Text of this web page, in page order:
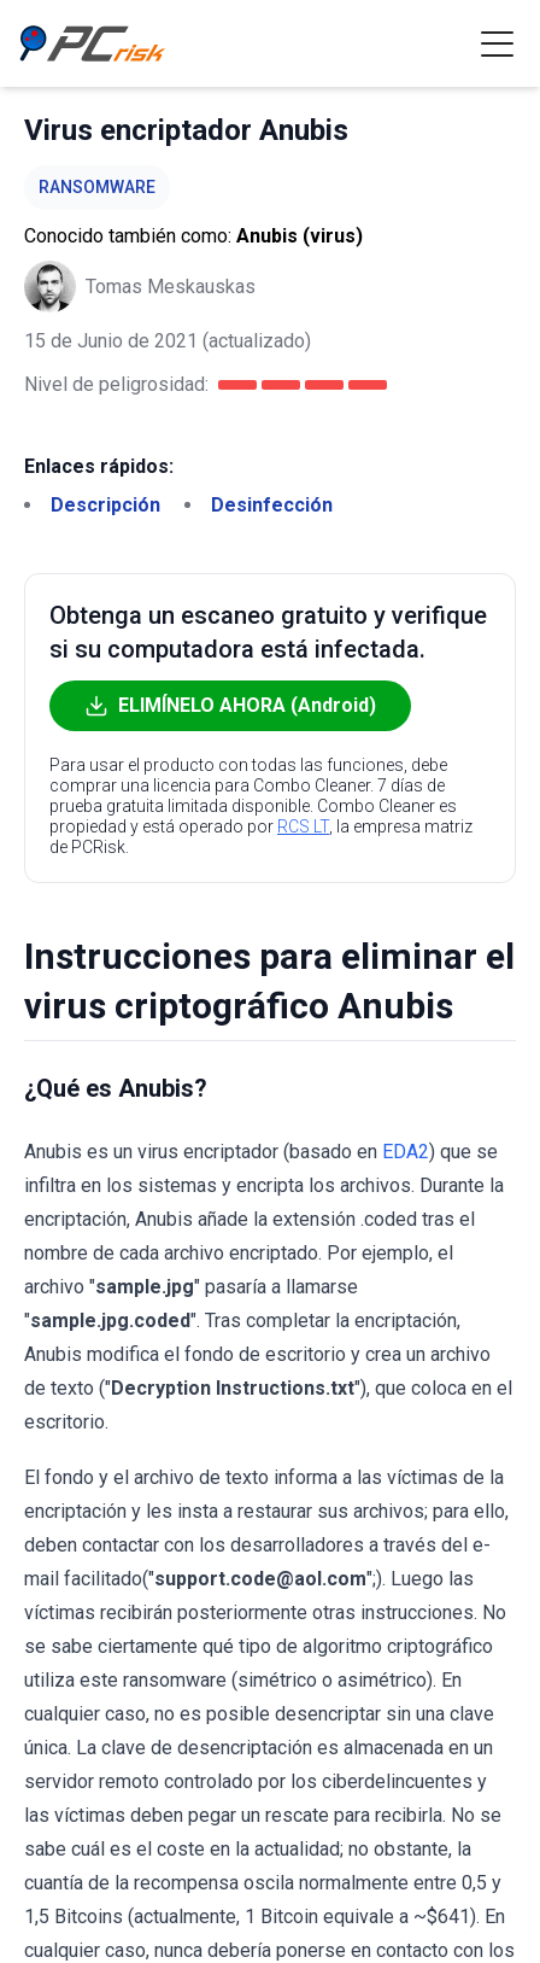
Virus encriptador Anubis
RANSOMWARE
Conocido también como: Anubis (virus)
Tomas Meskauskas
15 de Junio de 2021 (actualizado)
Nivel de peligrosidad:
Enlaces rápidos:
Descripción
Desinfección
Obtenga un escaneo gratuito y verifique
si su computadora está infectada.
ELIMÍNELO AHORA (Android)
Para usar el producto con todas las funciones, debe
comprar una licencia para Combo Cleaner. 7 días de
prueba gratuita limitada disponible. Combo Cleaner es
propiedad y está operado por RCS LT, la empresa matriz
de PCRisk.
Instrucciones para eliminar el
virus criptográfico Anubis
¿Qué es Anubis?
Anubis es un virus encriptador (basado en EDA2) que se
infiltra en los sistemas y encripta los archivos. Durante la
encriptación, Anubis añade la extensión .coded tras el
nombre de cada archivo encriptado. Por ejemplo, el
archivo "sample.jpg" pasaría a llamarse
"sample.jpg.coded". Tras completar la encriptación,
Anubis modifica el fondo de escritorio y crea un archivo
de texto ("Decryption Instructions.txt"), que coloca en el
escritorio.
El fondo y el archivo de texto informa a las víctimas de la
encriptación y les insta a restaurar sus archivos; para ello,
deben contactar con los desarrolladores a través del e-
mail facilitado("support.code@aol.com";). Luego las
víctimas recibirán posteriormente otras instrucciones. No
se sabe ciertamente qué tipo de algoritmo criptográfico
utiliza este ransomware (simétrico o asimétrico). En
cualquier caso, no es posible desencriptar sin una clave
única. La clave de desencriptación es almacenada en un
servidor remoto controlado por los ciberdelincuentes y
las víctimas deben pegar un rescate para recibirla. No se
sabe cuál es el coste en la actualidad; no obstante, la
cuantía de la recompensa oscila normalmente entre 0,5 y
1,5 Bitcoins (actualmente, 1 Bitcoin equivale a ~$641). En
cualquier caso, nunca debería ponerse en contacto con los